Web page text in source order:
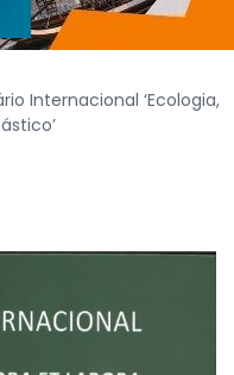
Internacional ‘Ecologia,